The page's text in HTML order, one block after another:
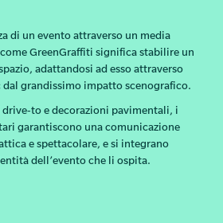
di un evento attraverso un media
GreenGraffiti significa stabilire un
adattandosi ad esso attraverso
grandissimo impatto scenografico.
to e decorazioni pavimentali, i
garantiscono una comunicazione
e spettacolare, e si integrano
dell’evento che li ospita.